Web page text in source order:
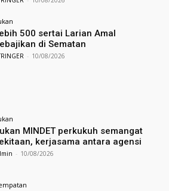
500 sertai Larian Amal
di Sematan
- 10/08/2026
MINDET perkukuh semangat
kerjasama antara agensi
- 10/08/2026